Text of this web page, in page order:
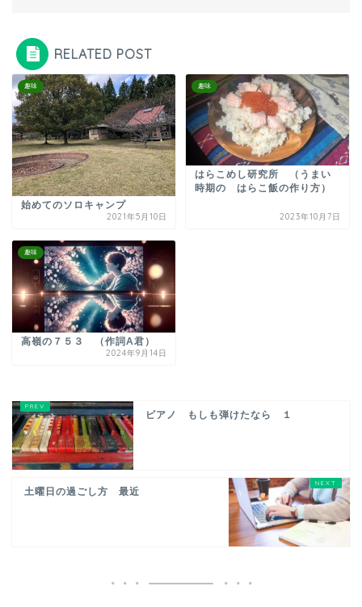
RELATED POST
趣味
始めてのソロキャンプ
2021年5月10日
趣味
はらこめし研究所 （うまい
時期の はらこ飯の作り方）
2023年10月7日
趣味
高嶺の７５３ （作詞A君）
2024年9月14日
ピアノ もしも弾けたなら １
土曜日の過ごし方 最近